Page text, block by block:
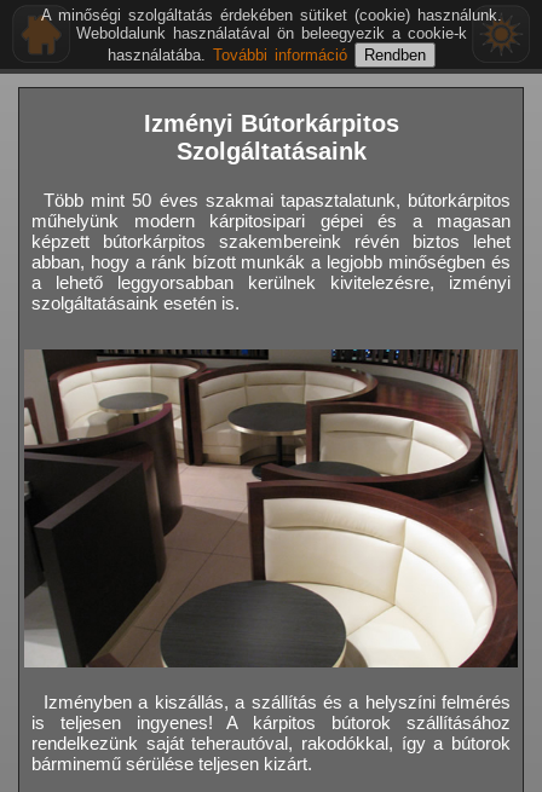
Izményi Bútorkárpitos
Szolgáltatásaink
Több mint 50 éves szakmai tapasztalatunk, bútorkárpitos
műhelyünk modern kárpitosipari gépei és a magasan
képzett bútorkárpitos szakembereink révén biztos lehet
abban, hogy a ránk bízott munkák a legjobb minőségben és
a lehető leggyorsabban kerülnek kivitelezésre, izményi
szolgáltatásaink esetén is.
Izményben a kiszállás, a szállítás és a helyszíni felmérés
is teljesen ingyenes! A kárpitos bútorok szállításához
rendelkezünk saját teherautóval, rakodókkal, így a bútorok
bárminemű sérülése teljesen kizárt.
A minőségi szolgáltatás érdekében sütiket (cookie) használunk.
Weboldalunk használatával ön beleegyezik a cookie-k
használatába. További információ